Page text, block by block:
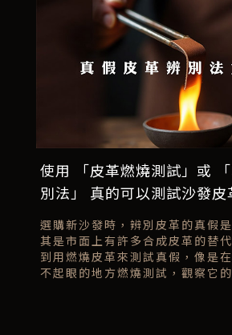
使用 「皮革燃燒測試」或
別法」 真的可以測試沙發皮
選購新沙發時，辨別皮革的真假
其是市面上有許多合成皮革的替
到用燃燒皮革來測試真假，像是
不起眼的地方燃燒測試，觀察它